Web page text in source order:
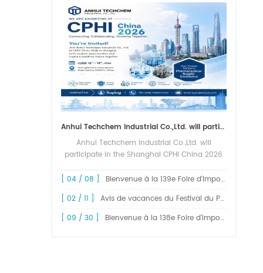
Anhui Techchem Industrial Co.,Ltd. will participate in the Shanghai CPHI China 2026 exhibition.
Anhui Techchem Industrial Co.,Ltd. will
participate in the Shanghai CPHI China 2026
grandly kick off at the Shanghai New
[ 04 / 08 ]
Bienvenue à la 139e Foire d'import-export de Chine, la Foire de Canton
[ 02 / 11 ]
Avis de vacances du Festival du Printemps 2026 !
[ 09 / 30 ]
Bienvenue à la 138e Foire d'import-export de Chine